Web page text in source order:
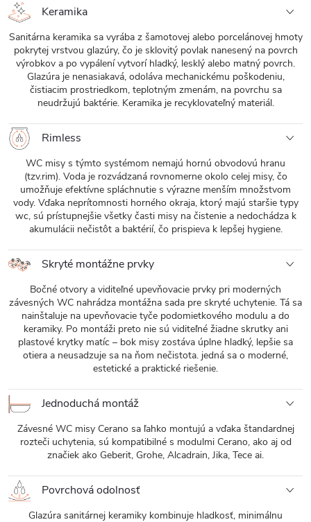
Keramika
Sanitárna keramika sa vyrába z šamotovej alebo porcelánovej hmoty
pokrytej vrstvou glazúry, čo je sklovitý povlak nanesený na povrch
výrobkov a po vypálení vytvorí hladký, lesklý alebo matný povrch.
Glazúra je nenasiakavá, odoláva mechanickému poškodeniu,
čistiacim prostriedkom, teplotným zmenám, na povrchu sa
neudržujú baktérie. Keramika je recyklovateľný materiál.
Rimless
WC misy s týmto systémom nemajú hornú obvodovú hranu
(tzv.rim). Voda je rozvádzaná rovnomerne okolo celej misy, čo
umožňuje efektívne spláchnutie s výrazne menším množstvom
vody. Vďaka neprítomnosti horného okraja, ktorý majú staršie typy
wc, sú prístupnejšie všetky časti misy na čistenie a nedochádza k
akumulácii nečistôt a baktérií, čo prispieva k lepšej hygiene.
Skryté montážne prvky
Bočné otvory a viditeľné upevňovacie prvky pri moderných
závesných WC nahrádza montážna sada pre skryté uchytenie. Tá sa
nainštaluje na upevňovacie tyče podomietkového modulu a do
keramiky. Po montáži preto nie sú viditeľné žiadne skrutky ani
plastové krytky matíc – bok misy zostáva úplne hladký, lepšie sa
otiera a neusadzuje sa na ňom nečistota. jedná sa o moderné,
estetické a praktické riešenie.
Jednoduchá montáž
Závesné WC misy Cerano sa ľahko montujú a vďaka štandardnej
rozteči uchytenia, sú kompatibilné s modulmi Cerano, ako aj od
značiek ako Geberit, Grohe, Alcadrain, Jika, Tece ai.
Povrchová odolnosť
Glazúra sanitárnej keramiky kombinuje hladkosť, minimálnu